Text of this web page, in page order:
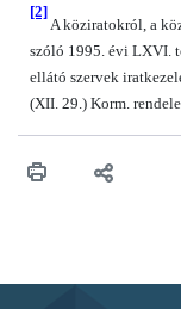
[2]
A köziratokról, a
szóló 1995. évi LXVI.
ellátó szervek
(XII. 29.) Korm.